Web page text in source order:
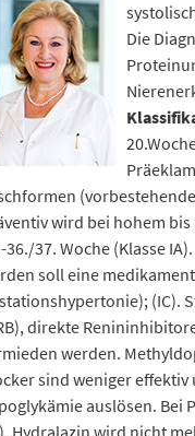
Die
wird bei hohem
36./37. Woche (Klasse
soll eine
(IC).
direkte
werden.
sind weniger
auslösen.